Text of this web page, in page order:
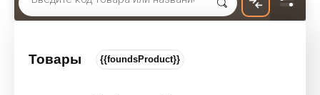
Товары {{foundsProduct}}
Плитка ПВХ Tarkett Art Vinyl Murano